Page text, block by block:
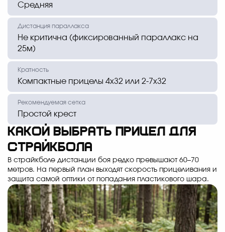
Средняя
Не критична (фиксированный параллакс на
25м)
Компактные прицелы 4х32 или 2-7х32
Простой крест
Какой выбрать прицел для
страйкбола
В страйкболе дистанции боя редко превышают 60–70
метров. На первый план выходят скорость прицеливания и
защита самой оптики от попадания пластикового шара.